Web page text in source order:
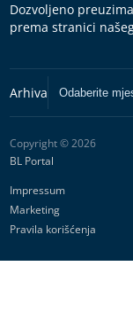
Dozvoljeno
prema stranici
Copyright © 2026
BL Portal
Impressum
Marketing
Pravila korišćenja